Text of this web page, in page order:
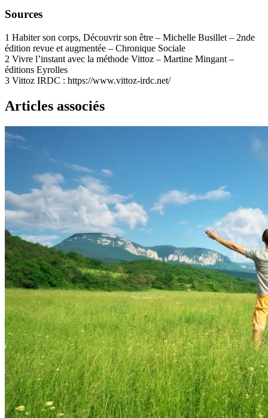
Sources
1 Habiter son corps, Découvrir son être – Michelle Busillet – 2nde
édition revue et augmentée – Chronique Sociale
2 Vivre l’instant avec la méthode Vittoz – Martine Mingant –
éditions Eyrolles
3 Vittoz IRDC : https://www.vittoz-irdc.net/
Articles associés